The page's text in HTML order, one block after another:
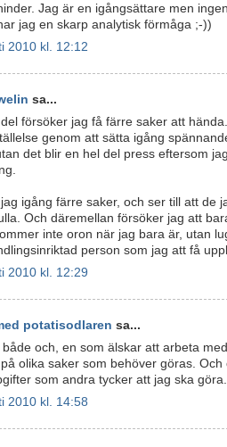
Jag är en igångsättare men
jag en skarp analytisk förmåga ;-))
2010 kl. 12:12
sa...
försöker jag få färre saker att
genom att sätta igång
det blir en hel del press eftersom
igång färre saker, och ser till att de
Och däremellan försöker jag att
inte oron när jag bara är, utan
person som jag att få
2010 kl. 12:29
potatisodlaren sa...
och, en som älskar att arbeta
på olika saker som behöver göras.
som andra tycker att jag ska
2010 kl. 14:58